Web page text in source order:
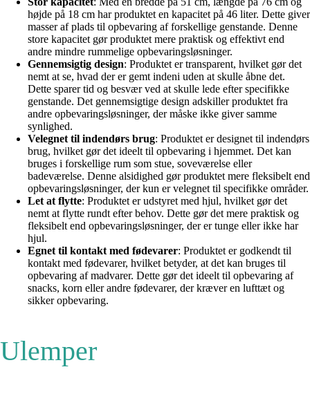
højde på 18 cm har produktet en kapacitet på 46 liter. Dette giver
masser af plads til opbevaring af forskellige genstande. Denne
store kapacitet gør produktet mere praktisk og effektivt end
andre mindre rummelige opbevaringsløsninger.
Gennemsigtig design: Produktet er transparent, hvilket gør det
nemt at se, hvad der er gemt indeni uden at skulle åbne det.
Dette sparer tid og besvær ved at skulle lede efter specifikke
genstande. Det gennemsigtige design adskiller produktet fra
andre opbevaringsløsninger, der måske ikke giver samme
synlighed.
Velegnet til indendørs brug: Produktet er designet til indendørs
brug, hvilket gør det ideelt til opbevaring i hjemmet. Det kan
bruges i forskellige rum som stue, soveværelse eller
badeværelse. Denne alsidighed gør produktet mere fleksibelt end
opbevaringsløsninger, der kun er velegnet til specifikke områder.
Let at flytte: Produktet er udstyret med hjul, hvilket gør det
nemt at flytte rundt efter behov. Dette gør det mere praktisk og
fleksibelt end opbevaringsløsninger, der er tunge eller ikke har
hjul.
Egnet til kontakt med fødevarer: Produktet er godkendt til
kontakt med fødevarer, hvilket betyder, at det kan bruges til
opbevaring af madvarer. Dette gør det ideelt til opbevaring af
snacks, korn eller andre fødevarer, der kræver en lufttæt og
sikker opbevaring.
Ulemper